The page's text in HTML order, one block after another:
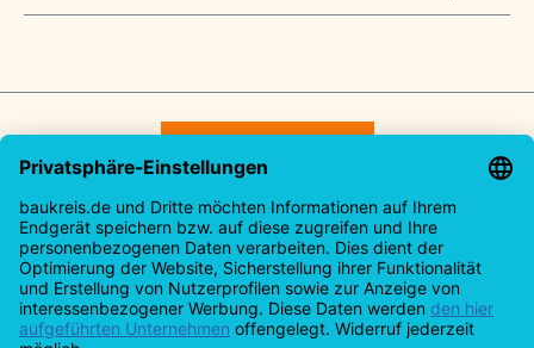
Service-Hotline
Rechtliches
Informationen